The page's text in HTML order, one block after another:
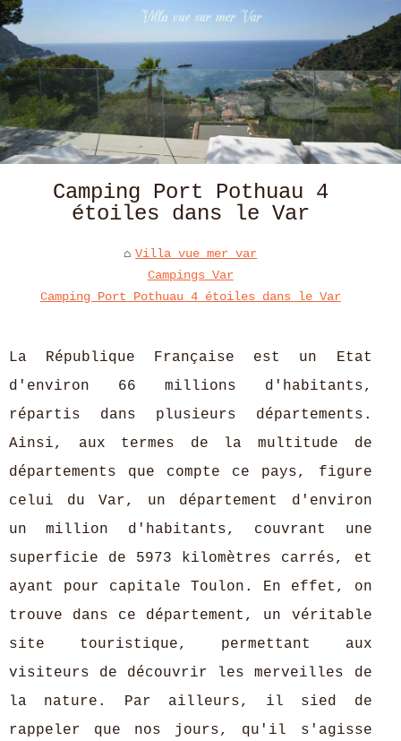
Camping Port Pothuau 4
étoiles dans le Var
Villa vue mer var
Campings Var
Camping Port Pothuau 4 étoiles dans le Var
La République Française est un Etat
d'environ 66 millions d'habitants,
répartis dans plusieurs départements.
Ainsi, aux termes de la multitude de
départements que compte ce pays, figure
celui du Var, un département d'environ
un million d'habitants, couvrant une
superficie de 5973 kilomètres carrés, et
ayant pour capitale Toulon. En effet, on
trouve dans ce département, un véritable
site touristique, permettant aux
visiteurs de découvrir les merveilles de
la nature. Par ailleurs, il sied de
rappeler que nos jours, qu'il s'agisse